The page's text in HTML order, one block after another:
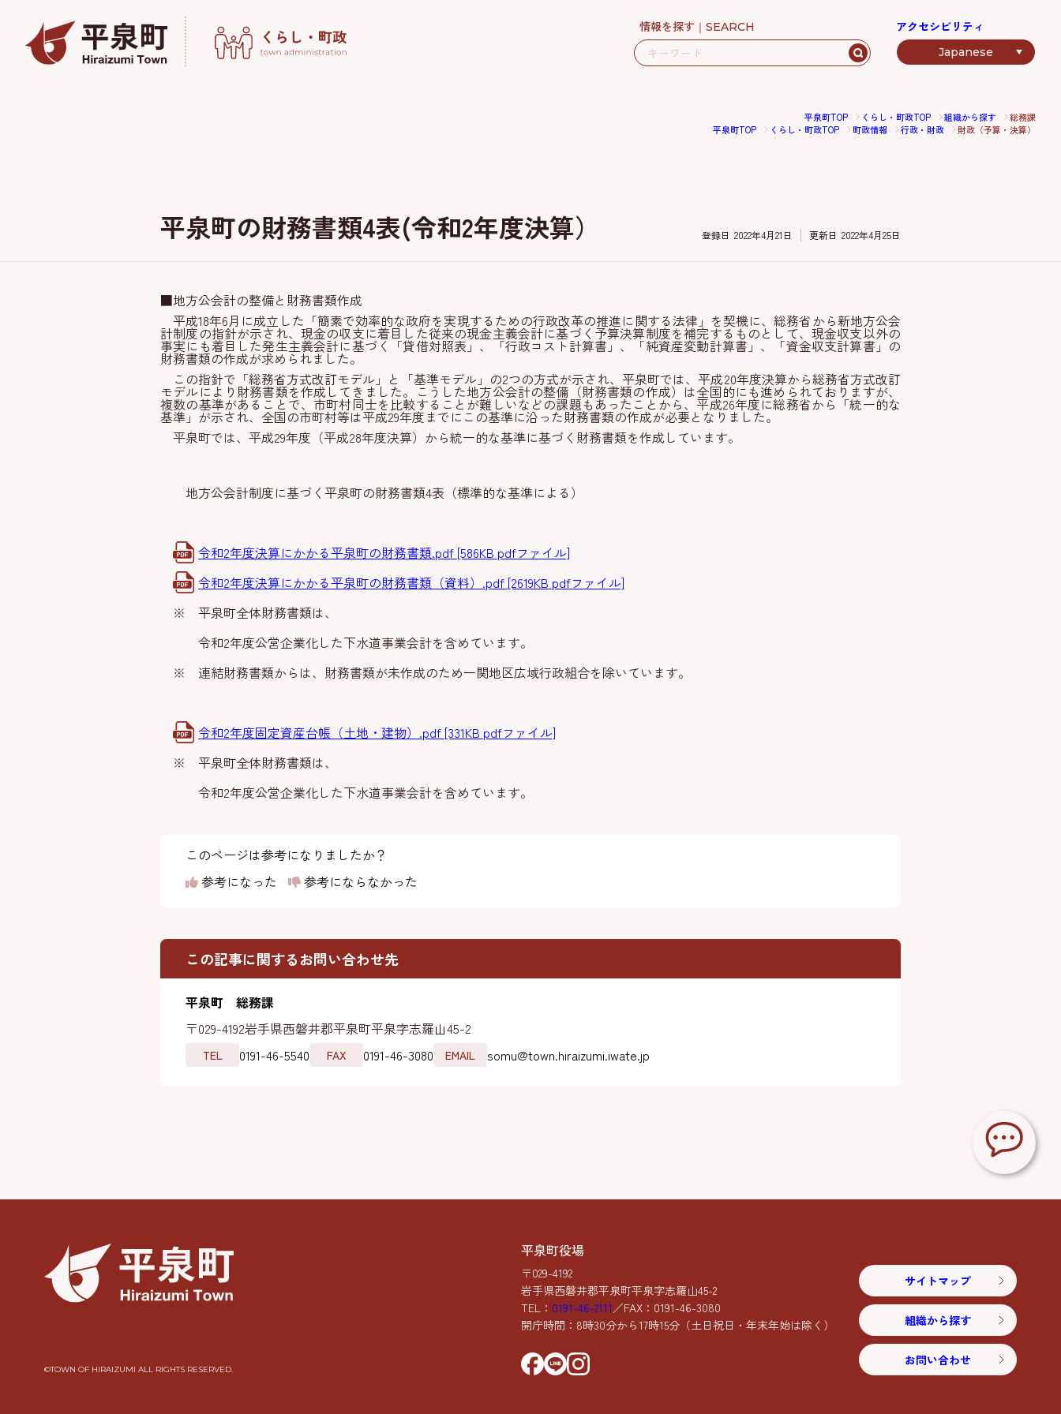
情報を探す SEARCH アクセシビリティ
平泉町TOP くらし・町政TOP 組織から探す
総務課
平泉町TOP
くらし・町政TOP 町政情報 行政・財政 財政（予算・決算）
平泉町の財務書類4表(令和2年度決算） 登録日 2022年4月21日 更新日 2022年4月25日
■地方公会計の整備と財務書類作成
平成18年6月に成立した「簡素で効率的な政府を実現するための行政改革の推進に関する法律」を契機に、総務省から新地方公会
計制度の指針が示され、現金の収支に着目した従来の現金主義会計に基づく予算決算制度を補完するものとして、現金収支以外の
事実にも着目した発生主義会計に基づく「貸借対照表」、「行政コスト計算書」、「純資産変動計算書」、「資金収支計算書」の
財務書類の作成が求められました。
この指針で「総務省方式改訂モデル」と「基準モデル」の2つの方式が示され、平泉町では、平成20年度決算から総務省方式改訂
モデルにより財務書類を作成してきました。こうした地方公会計の整備（財務書類の作成）は全国的にも進められておりますが、
複数の基準があることで、市町村同士を比較することが難しいなどの課題もあったことから、平成26年度に総務省から「統一的な
基準」が示され、全国の市町村等は平成29年度までにこの基準に沿った財務書類の作成が必要となりました。
平泉町では、平成29年度（平成28年度決算）から統一的な基準に基づく財務書類を作成しています。
地方公会計制度に基づく平泉町の財務書類4表（標準的な基準による）
令和2年度決算にかかる平泉町の財務書類.pdf [586KB pdfファイル]
令和2年度決算にかかる平泉町の財務書類（資料）.pdf [2619KB pdfファイル]
※ 平泉町全体財務書類は、
令和2年度公営企業化した下水道事業会計を含めています。
※ 連結財務書類からは、財務書類が未作成のため一関地区広域行政組合を除いています。
令和2年度固定資産台帳（土地・建物）.pdf [331KB pdfファイル]
※ 平泉町全体財務書類は、
令和2年度公営企業化した下水道事業会計を含めています。
このページは参考になりましたか？
参考になった
参考にならなかった
この記事に関するお問い合わせ先
平泉町 総務課
〒029-4192岩手県西磐井郡平泉町平泉字志羅山45-2
TEL 0191-46-5540 FAX 0191-46-3080 EMAIL somu@town.hiraizumi.iwate.jp
©︎TOWN OF HIRAIZUMI ALL RIGHTS RESERVED.
平泉町役場
〒029-4192
岩手県西磐井郡平泉町平泉字志羅山45-2
TEL： 0191-46-2111／FAX：0191-46-3080
開庁時間：8時30分から17時15分 （土日祝日・年末年始は除く）
サイトマップ
組織から探す
お問い合わせ